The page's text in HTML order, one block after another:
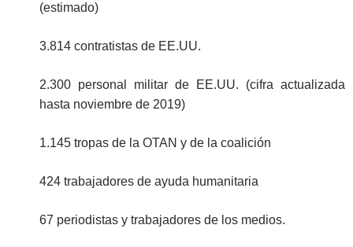
(estimado)
3.814 contratistas de EE.UU.
2.300 personal militar de EE.UU. (cifra actualizada
hasta noviembre de 2019)
1.145 tropas de la OTAN y de la coalición
424 trabajadores de ayuda humanitaria
67 periodistas y trabajadores de los medios.